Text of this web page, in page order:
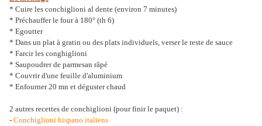
* Cuire les conchiglioni al dente (environ 7 minutes)
* Préchauffer le four à 180° (th 6)
* Egoutter
* Dans un plat à gratin ou des plats individuels, verser le reste de sauce
* Farcir les conghiglioni
* Saupoudrer de parmesan râpé
* Couvrir d'une feuille d'aluminium
* Enfourner 20 mn et déguster chaud
2 autres recettes de conchiglioni (pour finir le paquet) :
- Conchiglioni hispano italiens